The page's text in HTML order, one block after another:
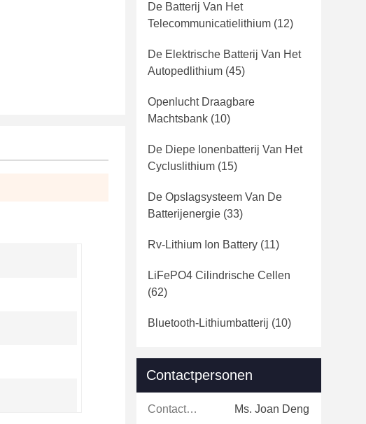
De Batterij Van Het
Telecommunicatielithium (12)
De Elektrische Batterij Van Het
Autopedlithium (45)
Openlucht Draagbare
Machtsbank (10)
De Diepe Ionenbatterij Van Het
Cycluslithium (15)
De Opslagsysteem Van De
Batterijenergie (33)
Rv-Lithium Ion Battery (11)
LiFePO4 Cilindrische Cellen
(62)
Bluetooth-Lithiumbatterij (10)
Contactpersonen
Contactpersonen: Ms. Joan Deng